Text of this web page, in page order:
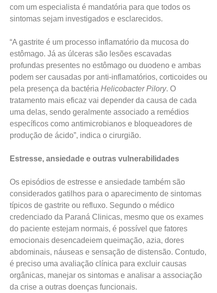
com um especialista é mandatória para que todos os
sintomas sejam investigados e esclarecidos.
“A gastrite é um processo inflamatório da mucosa do
estômago. Já as úlceras são lesões escavadas
profundas presentes no estômago ou duodeno e ambas
podem ser causadas por anti-inflamatórios, corticoides ou
pela presença da bactéria Helicobacter Pilory. O
tratamento mais eficaz vai depender da causa de cada
uma delas, sendo geralmente associado a remédios
específicos como antimicrobianos e bloqueadores de
produção de ácido”, indica o cirurgião.
Estresse, ansiedade e outras vulnerabilidades
Os episódios de estresse e ansiedade também são
considerados gatilhos para o aparecimento de sintomas
típicos de gastrite ou refluxo. Segundo o médico
credenciado da Paraná Clinicas, mesmo que os exames
do paciente estejam normais, é possível que fatores
emocionais desencadeiem queimação, azia, dores
abdominais, náuseas e sensação de distensão. Contudo,
é preciso uma avaliação clínica para excluir causas
orgânicas, manejar os sintomas e analisar a associação
da crise a outras doenças funcionais.